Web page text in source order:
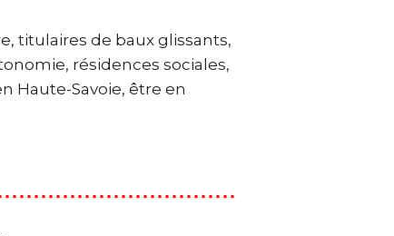
titulaires de baux glissants,
résidences sociales,
Haute-Savoie, être en